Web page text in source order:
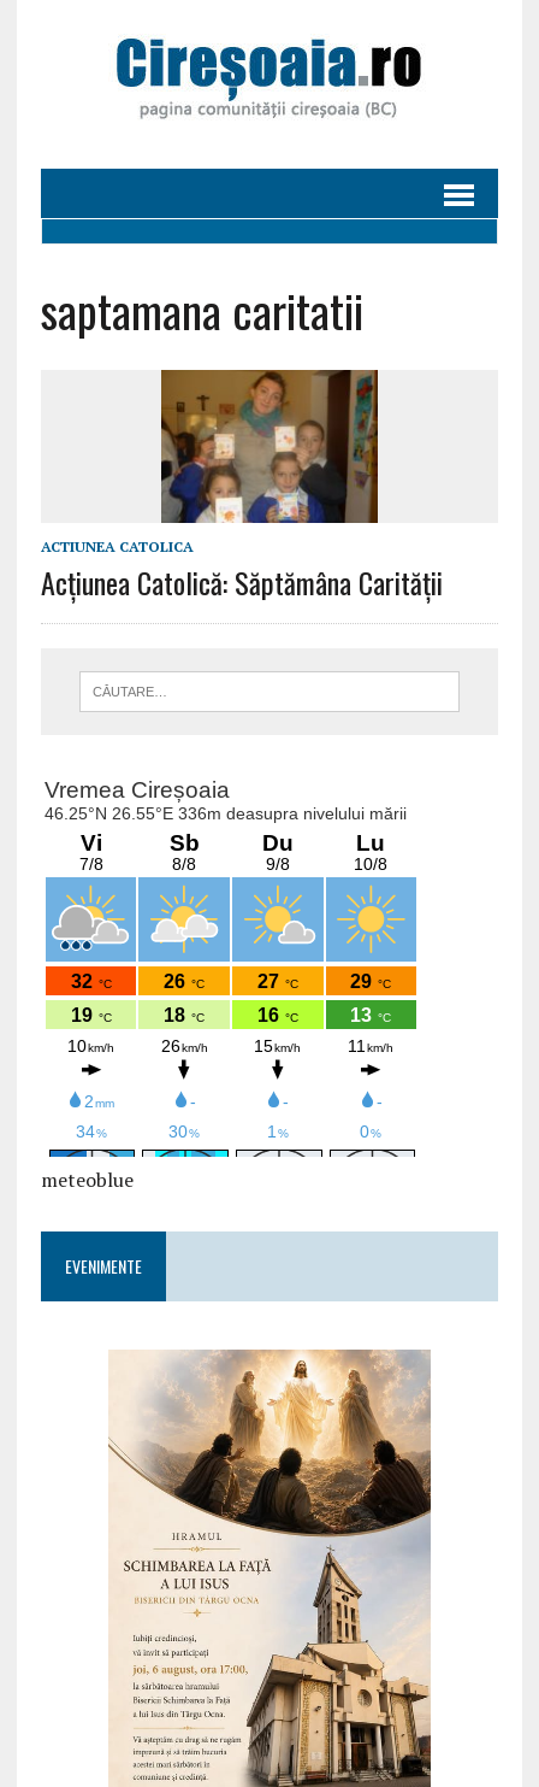
saptamana caritatii
ACTIUNEA CATOLICA
Acțiunea Catolică: Săptămâna Carității
meteoblue
EVENIMENTE